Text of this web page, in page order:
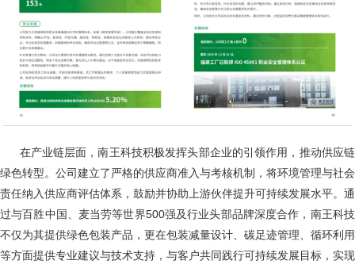
在产业链层面，南王科技积极发挥头部企业的引领作用，推动供应链
绿色转型。公司建立了严格的供应商准入与考核机制，将环境管理与社会
责任纳入供应商评估体系，鼓励并协助上游伙伴提升可持续发展水平。通
过与百胜中国、麦当劳等世界500强及行业头部品牌深度合作，南王科技
不仅为其提供绿色包装产品，更在包装减量设计、碳足迹管理、循环利用
等方面提供专业建议与技术支持，与客户共同践行可持续发展目标，实现